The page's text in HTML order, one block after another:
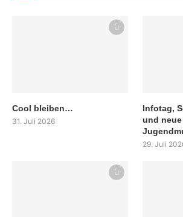
Cool bleiben…
31. Juli 2026
Infotag,
und
29. Juli